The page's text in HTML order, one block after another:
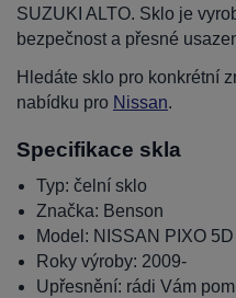
SUZUKI ALTO. Sklo je
bezpečnost a přesné
Hledáte sklo pro konkrétní
nabídku pro Nissan.
Specifikace skla
Typ: čelní sklo
Značka: Benson
Model: NISSAN PIXO
Roky výroby: 2009-
Upřesnění: rádi Vám